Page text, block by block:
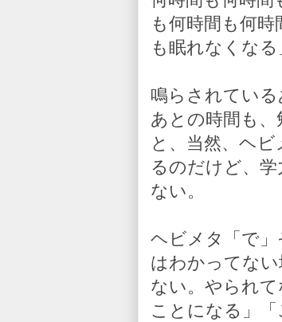
も何時間も何
も眠れなくな
鳴らされてい
あとの時間も
と、当然、ヘ
るのだけど、
ない。
ヘビメタ「で
はわかってな
ない。やられ
ことになる」